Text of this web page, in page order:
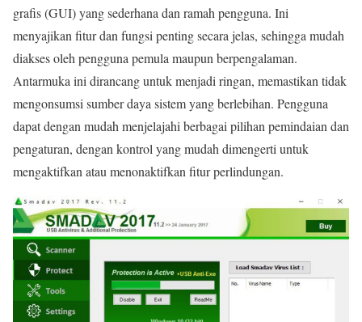
grafis (GUI) yang sederhana dan ramah pengguna. Ini
menyajikan fitur dan fungsi penting secara jelas, sehingga mudah
diakses oleh pengguna pemula maupun berpengalaman.
Antarmuka ini dirancang untuk menjadi ringan, memastikan tidak
mengonsumsi sumber daya sistem yang berlebihan. Pengguna
dapat dengan mudah menjelajahi berbagai pilihan pemindaian dan
pengaturan, dengan kontrol yang mudah dimengerti untuk
mengaktifkan atau menonaktifkan fitur perlindungan.